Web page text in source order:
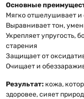
Основные
Мягко отшелушивает
Выравнивает тон,
Укрепляет упругость,
старения
Защищает от
Очищает и
Результат: кожа,
здоровее, сияет